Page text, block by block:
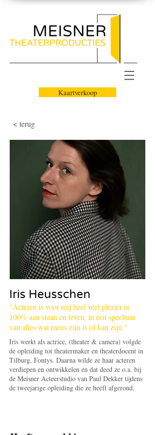
Kaartverkoop
< terug
Iris Heusschen
"Acteren is voor mij heel veel plezier in
100% aan staan en leven, in een speeltuin
van alles wat mens zijn is of kan zijn."
Iris werkt als actrice, (theater & camera) volgde
de opleiding tot theatermaker en theaterdocent in
Tilburg, Fontys. Daarna wilde ze haar acteren
verdiepen en ontwikkelen en dat deed ze o.a. bij
de Meisner Acteerstudio van Paul Dekker tijdens
de tweejarige opleiding die ze heeft afgerond.